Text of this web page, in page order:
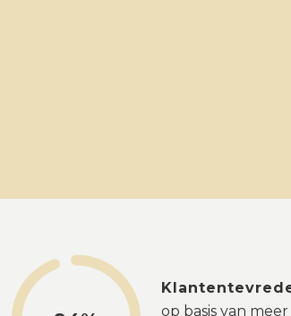
op basis van